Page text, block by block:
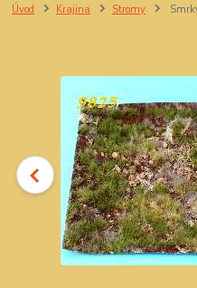
Úvod Krajina Stromy